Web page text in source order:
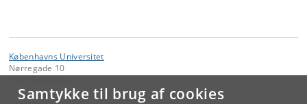
Samtykke til brug af cookies
Københavns Universitet
Nørregade 10